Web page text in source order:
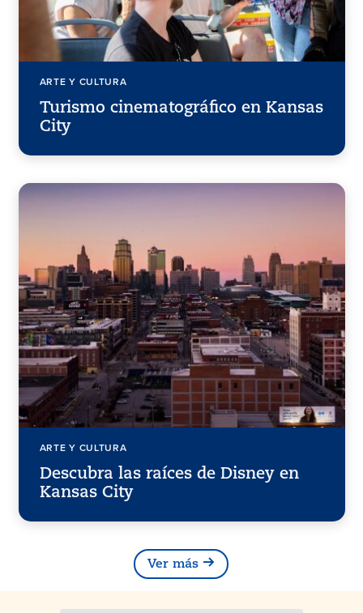
ARTE Y CULTURA
Turismo cinematográfico en Kansas
City
ARTE Y CULTURA
Descubra las raíces de Disney en
Kansas City
Ver más